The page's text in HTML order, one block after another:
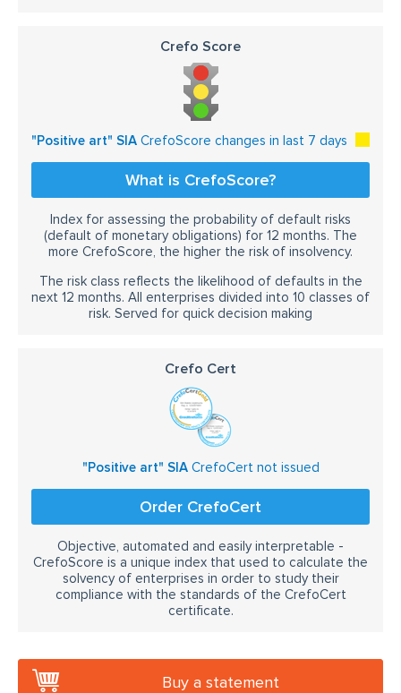
Crefo Score
"Positive art" SIA CrefoScore changes in last 7 days
What is CrefoScore?
Index for assessing the probability of default risks
(default of monetary obligations) for 12 months. The
more CrefoScore, the higher the risk of insolvency.
The risk class reflects the likelihood of defaults in the
next 12 months. All enterprises divided into 10 classes of
risk. Served for quick decision making
Crefo Cert
"Positive art" SIACrefoCert not issued
Order CrefoCert
Objective, automated and easily interpretable -
CrefoScore is a unique index that used to calculate the
solvency of enterprises in order to study their
compliance with the standards of the CrefoCert
certificate.
Buy a statement